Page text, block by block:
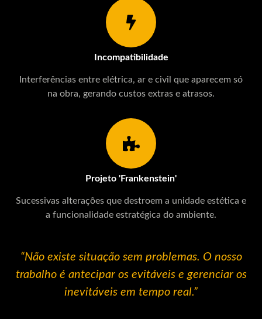
Incompatibilidade
Interferências entre elétrica, ar e civil que aparecem só
na obra, gerando custos extras e atrasos.
Projeto 'Frankenstein'
Sucessivas alterações que destroem a unidade estética e
a funcionalidade estratégica do ambiente.
“Não existe situação sem problemas. O nosso
trabalho é antecipar os evitáveis e gerenciar os
inevitáveis em tempo real.”